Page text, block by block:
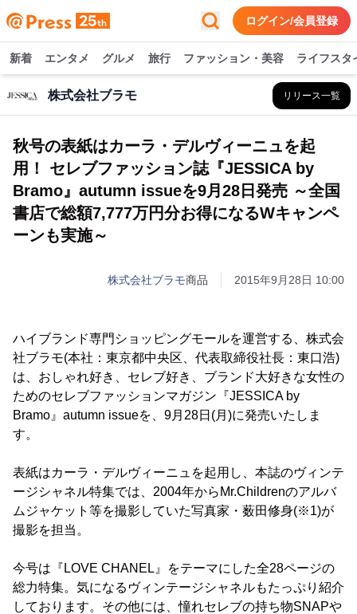
ログイン/会員登録
新着 エンタメ グルメ 旅行 ファッション・美容 ライフスタ
株式会社ブラモ リリース一覧
秋号の表紙はカーラ・デルヴィーニュを起
用！ セレブファッション誌『JESSICA by
Bramo』autumn issueを9月28日発売 ～全国
書店で総額7,777万円分お得になるWキャンペ
ーンも実施～
株式会社ブラモ商品 2015年9月28日 10:00
ハイブランド専門ショッピングモールを運営する、株式会
社ブラモ(本社：東京都中央区、代表取締役社長：東口浩)
は、おしゃれ好き、セレブ好き、ブランド大好きな女性の
ためのセレブファッションマガジン『JESSICA by
Bramo』autumn issueを、9月28日(月)に発売いたしま
す。
表紙はカーラ・デルヴィーニュを起用し、本誌のヴィンテ
ージシャネル特集では、2004年からMr.Childrenのアルバ
ムジャケット等を撮影していた写真家・薮田修身(※1)が
撮影を担当。
今号は『LOVE CHANEL』をテーマにした全28ページの
総力特集。気になるヴィンテージシャネルもたっぷり紹介
しております。その他には、憧れセレブの持ち物SNAPや